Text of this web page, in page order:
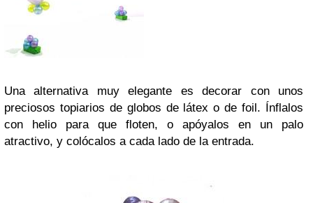
Una alternativa muy elegante es decorar con unos
preciosos topiarios de globos de látex o de foil. Ínflalos
con helio para que floten, o apóyalos en un palo
atractivo, y colócalos a cada lado de la entrada.